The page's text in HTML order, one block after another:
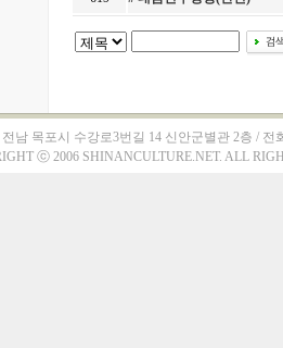
전남 목포시 수강로3번길 14 신안군별관 2층 / 전
ⓒ2006 SHINANCULTURE.NET. ALL